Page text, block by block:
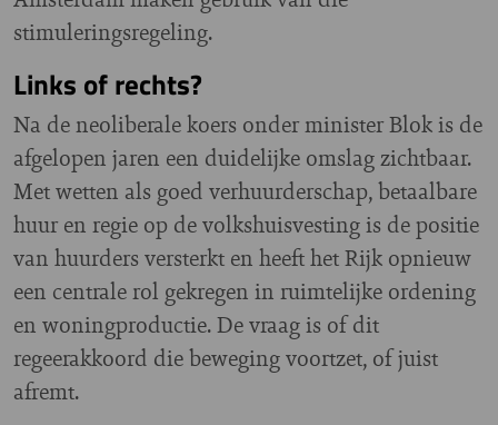
stimuleringsregeling.
Links of rechts?
Na de neoliberale koers onder minister Blok is de
afgelopen jaren een duidelijke omslag zichtbaar.
Met wetten als goed verhuurderschap, betaalbare
huur en regie op de volkshuisvesting is de positie
van huurders versterkt en heeft het Rijk opnieuw
een centrale rol gekregen in ruimtelijke ordening
en woningproductie. De vraag is of dit
regeerakkoord die beweging voortzet, of juist
afremt.